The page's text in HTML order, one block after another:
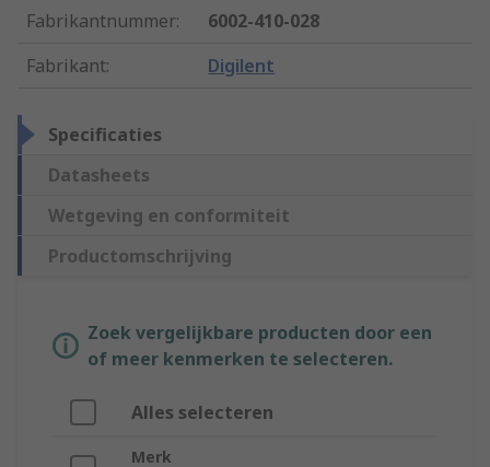
Fabrikantnummer:
6002-410-028
Fabrikant: Digilent
Specificaties
Datasheets
Wetgeving en conformiteit
Productomschrijving
Zoek vergelijkbare producten door een
of meer kenmerken te selecteren.
Alles selecteren
Merk